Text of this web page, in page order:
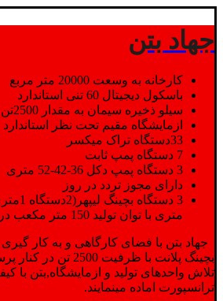
جهاد بتن
کارخانه به وسعت 20000 متر مربع
باسکول دیجیتال 60 تنی استاندارد
سیلو ذخیره سیمان به مقدار 2500تن
ازمایشگاه مقیم تحت نظر استاندارد
33دستگاه تراک میکسر
7 دستگاه پمپ ثابت
3 دستگاه پمپ دکل 36-42-52 متری
دارای مجوز تردد در روز
متری با توان تولید 150 متر مکعب در ساعت)
جهاد بتن با فضای کارگاهی و به کار
بچینگ پلانت با ظرفیت
تلاش واحدهای تولید و ازمایشگاه,بتن با
ترانسپورت اماده مینمایند.